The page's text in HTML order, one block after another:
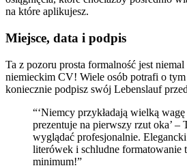
na które aplikujesz.
Miejsce, data i podpis
Ta z pozoru prosta formalność jest
niemieckim CV! Wiele osób potrafi o
koniecznie podpisz swój Lebenslauf
“‘Niemcy przykładają wielką
prezentuje na pierwszy rzut oka’ –
wyglądać profesjonalnie.
literówek i schludne formatowanie
minimum!”